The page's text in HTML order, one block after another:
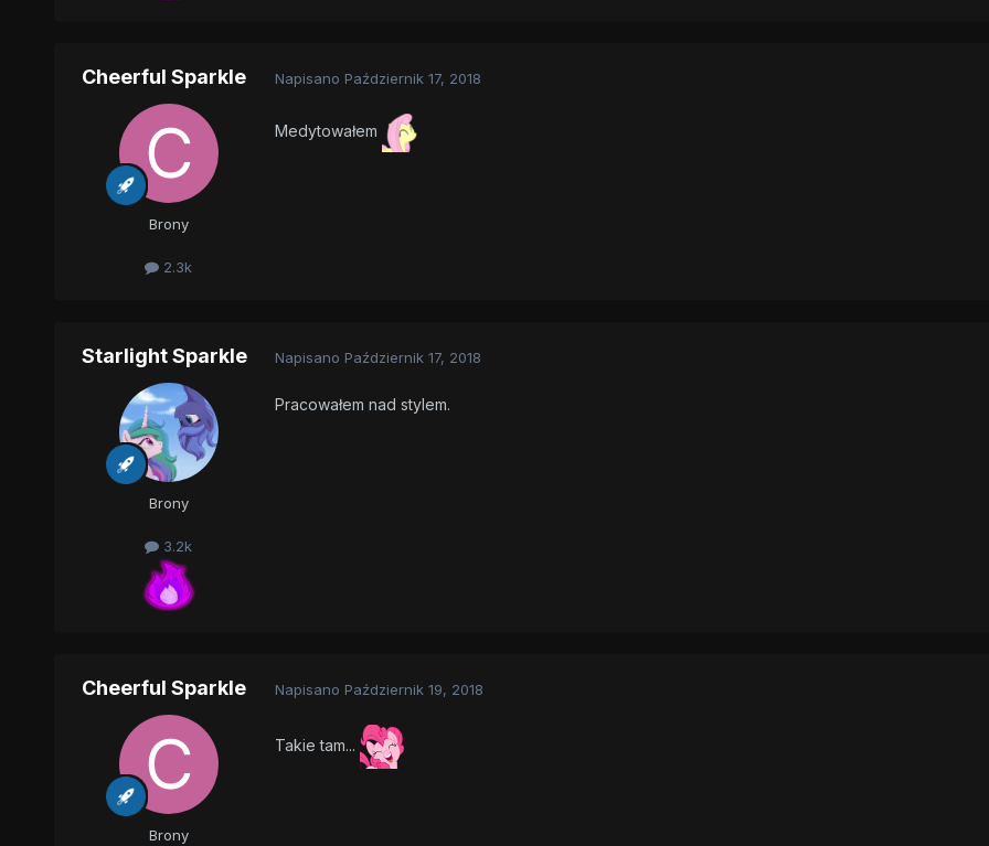
Cheerful Sparkle
Brony
2.3k
Napisano Październik 17, 2018
Medytowałem
Starlight Sparkle
Brony
3.2k
Napisano Październik 17, 2018
Pracowałem nad stylem.
Cheerful Sparkle
Brony
Napisano Październik 19, 2018
Takie tam...